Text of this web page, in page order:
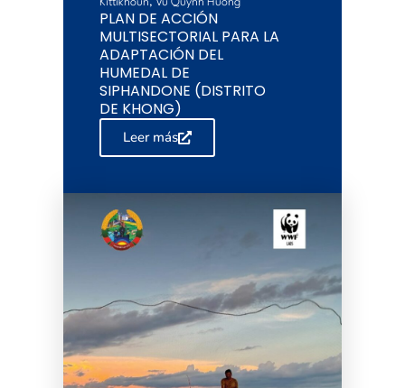
Kittikhoun, Vu Quynh Huong
PLAN DE ACCIÓN
MULTISECTORIAL PARA LA
ADAPTACIÓN DEL
HUMEDAL DE
SIPHANDONE (DISTRITO
DE KHONG)
Leer más